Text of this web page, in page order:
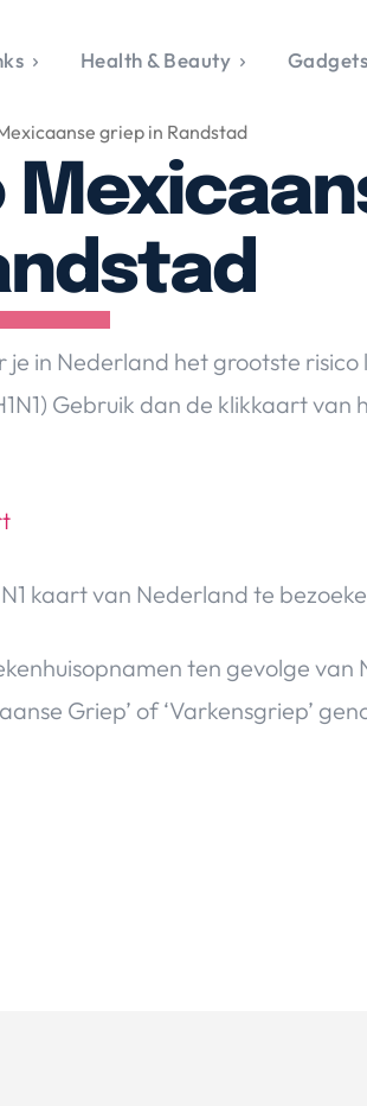
Topics
& Opmerkelijk
&
Over Valerie
Over Valerie
De Top 5
Contact
Health & Beauty Gadgets
griep in Randstad
in Nederland het grootste risico
Gebruik dan de klikkaart van
kaart van Nederland te
ten gevolge van
Griep’ of ‘Varkensgriep’